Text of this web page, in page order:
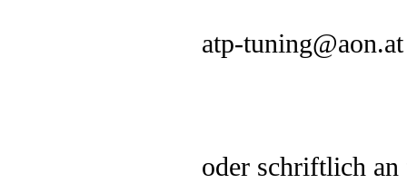
atp-tuning@aon.at
oder schriftlich an